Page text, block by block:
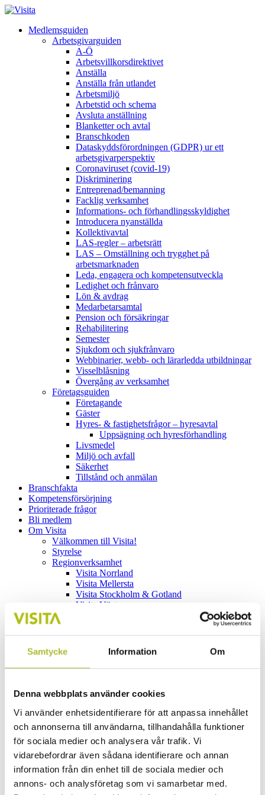
Samtycke Information Om
Denna webbplats använder cookies
Vi använder enhetsidentifierare för att anpassa innehållet
och annonserna till användarna, tillhandahålla funktioner
för sociala medier och analysera vår trafik. Vi
vidarebefordrar även sådana identifierare och annan
information från din enhet till de sociala medier och
annons- och analysföretag som vi samarbetar med.
Medlemsguiden
Arbetsgivarguiden
A-Ö
Arbetsvillkorsdirektivet
Anställa
Anställa från utlandet
Arbetsmiljö
Arbetstid och schema
Avsluta anställning
Blanketter och avtal
Branschkoden
Dataskyddsförordningen (GDPR) ur ett
arbetsgivarperspektiv
Coronaviruset (covid-19)
Diskriminering
Entreprenad/bemanning
Facklig verksamhet
Informations- och förhandlingsskyldighet
Introducera nyanställda
Kollektivavtal
LAS-regler – arbetsrätt
LAS – Omställning och trygghet på
arbetsmarknaden
Leda, engagera och kompetensutveckla
Ledighet och frånvaro
Lön & avdrag
Medarbetarsamtal
Pension och försäkringar
Rehabilitering
Semester
Sjukdom och sjukfrånvaro
Webbinarier, webb- och lärarledda utbildningar
Visselblåsning
Övergång av verksamhet
Företagsguiden
Företagande
Gäster
Hyres- & fastighetsfrågor – hyresavtal
Uppsägning och hyresförhandling
Livsmedel
Miljö och avfall
Säkerhet
Tillstånd och anmälan
Branschfakta
Kompetensförsörjning
Prioriterade frågor
Bli medlem
Om Visita
Välkommen till Visita!
Styrelse
Regionverksamhet
Visita Norrland
Visita Mellersta
Visita Stockholm & Gotland
Visita Västra
Visitas medarbetare
Visitas ledning
Arbetsrätt & förhandling
Branschekonomi
Ekonomi & administration
Marknad
Näringspolitik
Utbildning & kompetensförsörjning
Kontorsservice
Svensk Klassificering
Vår arbetsplats
Jobba hos oss
Lediga tjänster